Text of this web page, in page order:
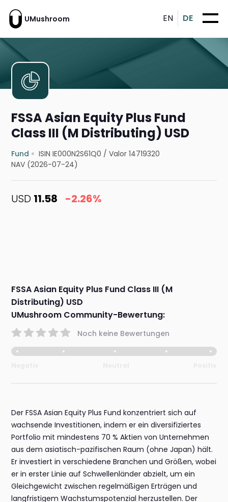
UMushroom EN DE
FSSA Asian Equity Plus Fund
Class III (M Distributing) USD
Fund ISIN IE000N2S61Q0 /Valor 14719320
NAV (2026-07-24)
USD 11.58 -2.26%
FSSA Asian Equity Plus Fund Class III (M
Distributing) USD
UMushroom Community-Bewertung:
Noch keine Bewertungen
Der FSSA Asian Equity Plus Fund konzentriert sich auf
wachsende Investitionen, indem er ein diversifiziertes
Portfolio mit mindestens 70 % Aktien von Unternehmen
aus dem asiatisch-pazifischen Raum (ohne Japan) hält.
Er investiert in verschiedene Branchen und Größen, wobei
er in erster Linie auf Schwellenländer abzielt, um ein
Gleichgewicht zwischen regelmäßigen Erträgen und
langfristigem Wachstumspotenzial herzustellen. Der